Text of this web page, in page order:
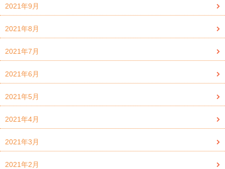
2021年9月
2021年8月
2021年7月
2021年6月
2021年5月
2021年4月
2021年3月
2021年2月